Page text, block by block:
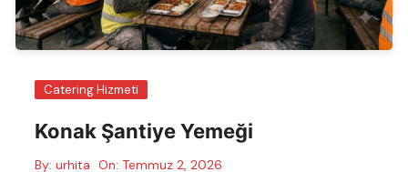
Catering Hizmeti
Konak Şantiye Yemeği
By: urhita On: Temmuz 2, 2026